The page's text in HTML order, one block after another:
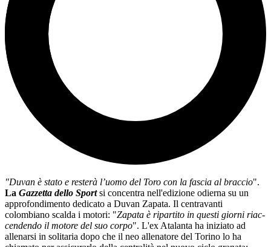
"Duvan è stato e resterà l’uomo del Toro con la fascia al brac­cio".
La Gazzetta dello Sport si concentra nell'edizione odierna su un
approfondimento dedicato a Duvan Zapata. Il centravanti
colombiano scalda i motori: "Zapata è ripar­tito in que­sti giorni riac­
cen­dendo il motore del suo corpo". L'ex Atalanta ha iniziato ad
allenarsi in solitaria dopo che il neo allenatore del Torino lo ha